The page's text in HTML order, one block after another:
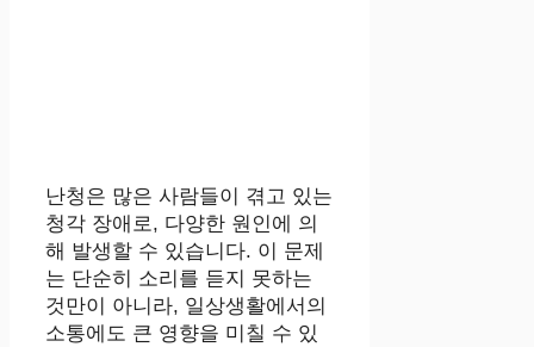
난청은 많은 사람들이 겪고 있는
청각 장애로, 다양한 원인에 의
해 발생할 수 있습니다. 이 문제
는 단순히 소리를 듣지 못하는
것만이 아니라, 일상생활에서의
소통에도 큰 영향을 미칠 수 있